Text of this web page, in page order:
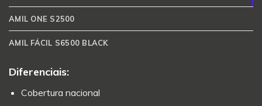
AMIL ONE S2500
AMIL FÁCIL S6500 BLACK
Diferenciais:
Cobertura nacional